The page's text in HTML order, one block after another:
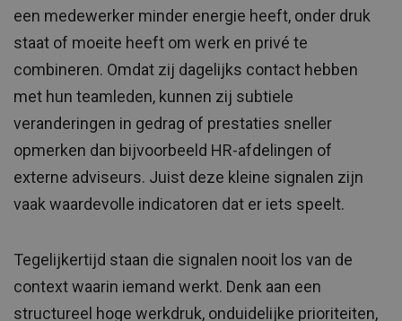
een medewerker minder energie heeft, onder druk
staat of moeite heeft om werk en privé te
combineren. Omdat zij dagelijks contact hebben
met hun teamleden, kunnen zij subtiele
veranderingen in gedrag of prestaties sneller
opmerken dan bijvoorbeeld HR-afdelingen of
externe adviseurs. Juist deze kleine signalen zijn
vaak waardevolle indicatoren dat er iets speelt.
Tegelijkertijd staan die signalen nooit los van de
context waarin iemand werkt. Denk aan een
structureel hoge werkdruk, onduidelijke prioriteiten,